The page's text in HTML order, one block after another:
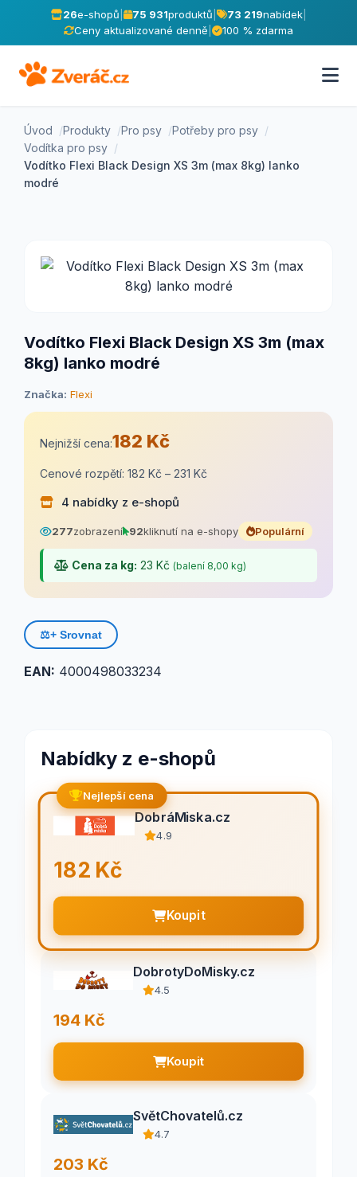
26e-shopů 75 931produktů 73 219nabídek|
Ceny aktualizované denně
100 % zdarma
Úvod Produkty Pro psy
Potřeby pro psy
Vodítka pro psy
Vodítko Flexi Black Design XS 3m (max 8kg) lanko
modré
Vodítko Flexi Black Design XS 3m (max
8kg) lanko modré
Značka: Flexi
Nejnižší cena:182 Kč
Cenové rozpětí: 182 Kč – 231 Kč
4 nabídky z e-shopů
277zobrazení 92kliknutí na e-shopy Populární
Cena za kg: 23 Kč (balení 8,00 kg)
⚖️+ Srovnat
EAN: 4000498033234
Nabídky z e-shopů
Nejlepší cena
DobráMiska.cz
4.9
182 Kč
Koupit
DobrotyDoMisky.cz
4.5
194 Kč
Koupit
SvětChovatelů.cz
4.7
203 Kč